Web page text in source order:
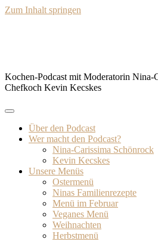
Zum Inhalt springen
Kochen-Podcast mit Moderatorin Nina-
Chefkoch Kevin Kecskes
Über den Podcast
Wer macht den Podcast?
Nina-Carissima Schönrock
Kevin Kecskes
Unsere Menüs
Ostermenü
Ninas Familienrezepte
Menü im Februar
Veganes Menü
Weihnachten
Herbstmenü